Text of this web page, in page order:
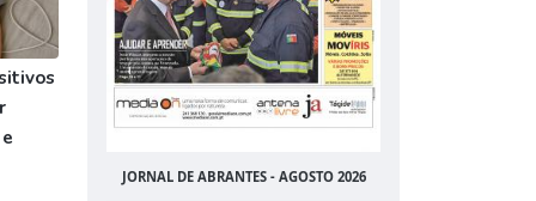
JORNAL DE ABRANTES - AGOSTO 2026